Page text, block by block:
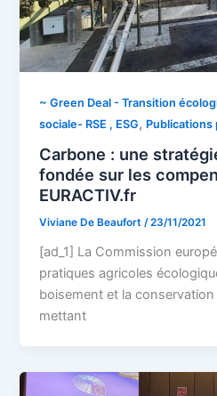
~ Green Deal - Transition
sociale- RSE , ESG, Publications
Carbone : une
fondée sur les
EURACTIV.fr
Viviane De Beaufort/23/11/2021
[ad_1] La Commission
pratiques agricoles
boisement et la
mettant